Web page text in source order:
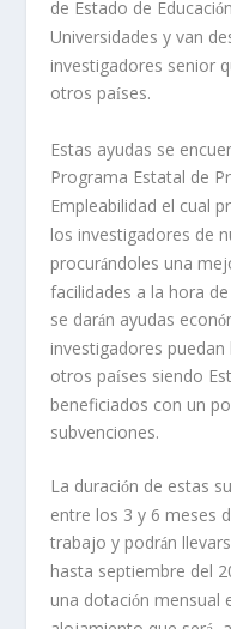
de Estado de Educació
Universidades y van
investigadores senior
otros países.
Estas ayudas se
Programa Estatal de
Empleabilidad el cual
los investigadores de
procurándoles una
facilidades a la hora
se darán ayudas econó
investigadores
otros países siendo
beneficiados con un
subvenciones.
La duración de estas
entre los 3 y 6 meses
trabajo y podrán
hasta septiembre del
una dotación mensual